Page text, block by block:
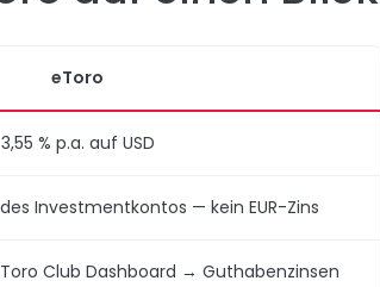
eToro
3,55 % p.a. auf USD
Investmentkontos — kein EUR-Zins
Club Dashboard → Guthabenzinsen